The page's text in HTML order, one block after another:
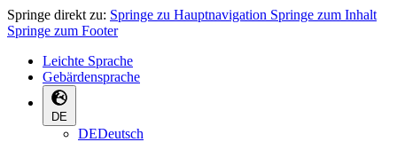
Springe direkt zu: Springe zu Hauptnavigation Springe zum Inhalt
Springe zum Footer
Leichte Sprache
Gebärdensprache
DE
DEDeutsch